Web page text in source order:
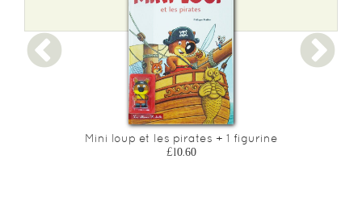
Mini loup et les pirates + 1 figurine
£10.60